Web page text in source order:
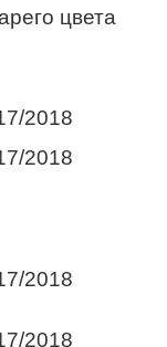
цвета